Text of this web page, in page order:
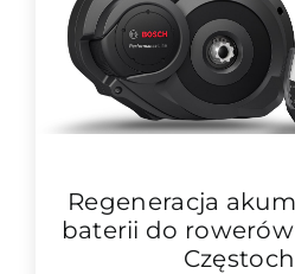
Regeneracja
baterii do